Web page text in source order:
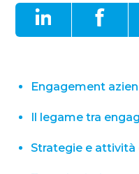
Engagement
Il legame tra
Strategie e